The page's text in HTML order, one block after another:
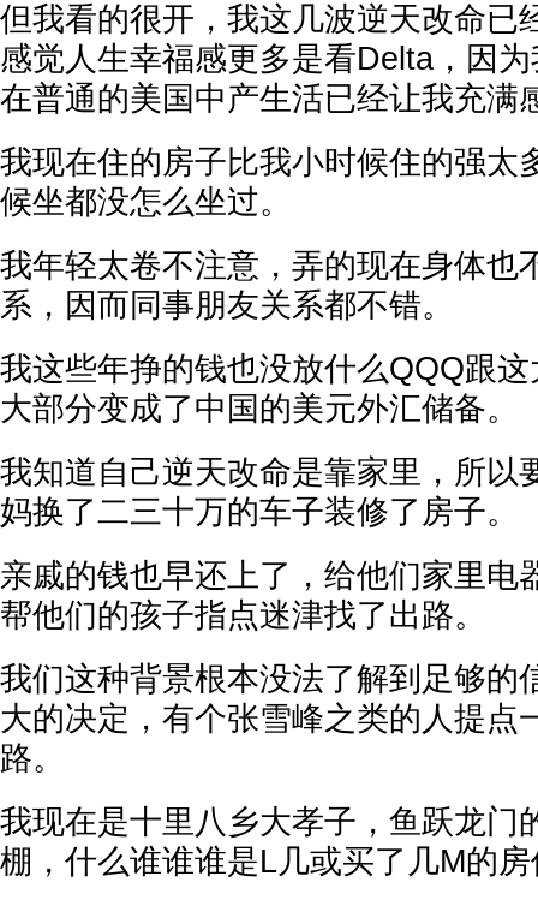
但我看的很开，我这几波逆天改命已
感觉人生幸福感更多是看Delta，因
在普通的美国中产生活已经让我充满
我现在住的房子比我小时候住的强太
候坐都没怎么坐过。
我年轻太卷不注意，弄的现在身体也
系，因而同事朋友关系都不错。
我这些年挣的钱也没放什么QQQ跟
大部分变成了中国的美元外汇储备。
我知道自己逆天改命是靠家里，所以
妈换了二三十万的车子装修了房子。
亲戚的钱也早还上了，给他们家里电
帮他们的孩子指点迷津找了出路。
我们这种背景根本没法了解到足够的
大的决定，有个张雪峰之类的人提点
路。
我现在是十里八乡大孝子，鱼跃龙门
棚，什么谁谁谁是L几或买了几M的